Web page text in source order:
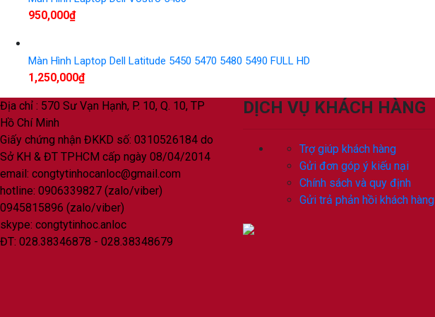
950,000₫
Màn Hình Laptop Dell Latitude 5450 5470 5480 5490 FULL HD
1,250,000₫
Địa chỉ : 570 Sư Vạn Hạnh, P. 10, Q. 10, TP
Hồ Chí Minh
Giấy chứng nhận ĐKKD số: 0310526184 do
Sở KH & ĐT TPHCM cấp ngày 08/04/2014
email: congtytinhocanloc@gmail.com
hotline: 0906339827 (zalo/viber)
0945815896 (zalo/viber)
skype: congtytinhoc.anloc
ĐT: 028.38346878 - 028.38348679
DỊCH VỤ KHÁCH HÀNG
Trợ giúp khách hàng
Gửi đơn góp ý kiếu nại
Chính sách và quy định
Gửi trả phản hồi khách hàng